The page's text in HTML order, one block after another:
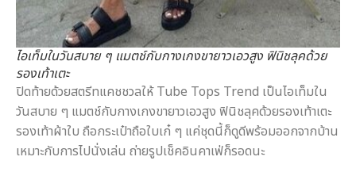
ไอเท็มในวันสบาย ๆ แมตช์กับกางเกงขายาวเอวสูง ฟินิชลุคด้วย
รองเท้าเตะ
ปิดท้ายด้วยสตรีทแคชชวลให้ Tube Tops Trend เป็นไอเท็มใน
วันสบาย ๆ แมตช์กับกางเกงขายาวเอวสูง ฟินิชลุคด้วยรองเท้าเตะ
รองเท้าผ้าใบ ถือกระเป๋าถือใบเก๋ ๆ แค่ชุดนี้ก็ดูดีพร้อมออกจากบ้าน
เหมาะกับการไปนั่งเล่น ถ่ายรูปเช็คอินคาเฟ่ก็รอดนะ